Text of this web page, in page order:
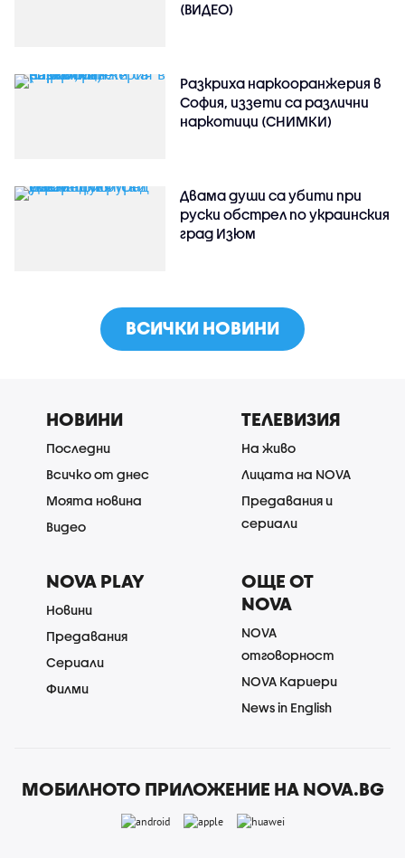
(ВИДЕО)
Разкриха наркооранжерия в
София, иззети са различни
наркотици (СНИМКИ)
Двама души са убити при
руски обстрeл по украинския
град Изюм
ВСИЧКИ НОВИНИ
НОВИНИ
Последни
Всичко от днес
Моята новина
Видео
ТЕЛЕВИЗИЯ
На живо
Лицата на NOVA
Предавания и
сериали
NOVA PLAY
Новини
Предавания
Сериали
Филми
ОЩЕ ОТ
NOVA
NOVA
отговорност
NOVA Кариери
News in English
МОБИЛНОТО ПРИЛОЖЕНИЕ НА NOVA.BG